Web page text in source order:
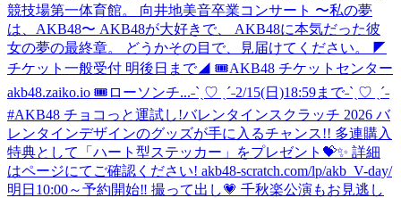
競技場第一体育館。 向井地美音卒業コンサート 〜私の夢
は、AKB48〜 AKB48が大好きで、 AKB48に本気だった彼
女の夢の最終章。 どうかその目で、見届けてください。 ◤
チケット一般受付 明後日まで◢ 🎟AKB48 チケットセンター
akb48.zaiko.io 🎟ローソンチ...˗ˋˏ♡ ˎˊ˗2/15(日)18:59まで˗ˋˏ♡ ˎˊ˗
#AKB48 チョコっと運試し!バレンタインスクラッチ 2026 バ
レンタインデザインのグッズが手に入るチャンス!! 多連購入
特典として「ハート型ステッカー」をプレゼント💝✨ 詳細
はページにてご確認ください! akb48-scratch.com/lp/akb_V-day/
明日10:00～予約開始‼️ 撮って出し💗 千秋楽公演もお見逃し